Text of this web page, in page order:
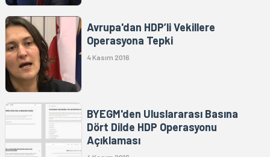
Avrupa'dan HDP’li Vekillere
Operasyona Tepki
4 Kasım 2016
BYEGM'den Uluslararası Basına
Dört Dilde HDP Operasyonu
Açıklaması